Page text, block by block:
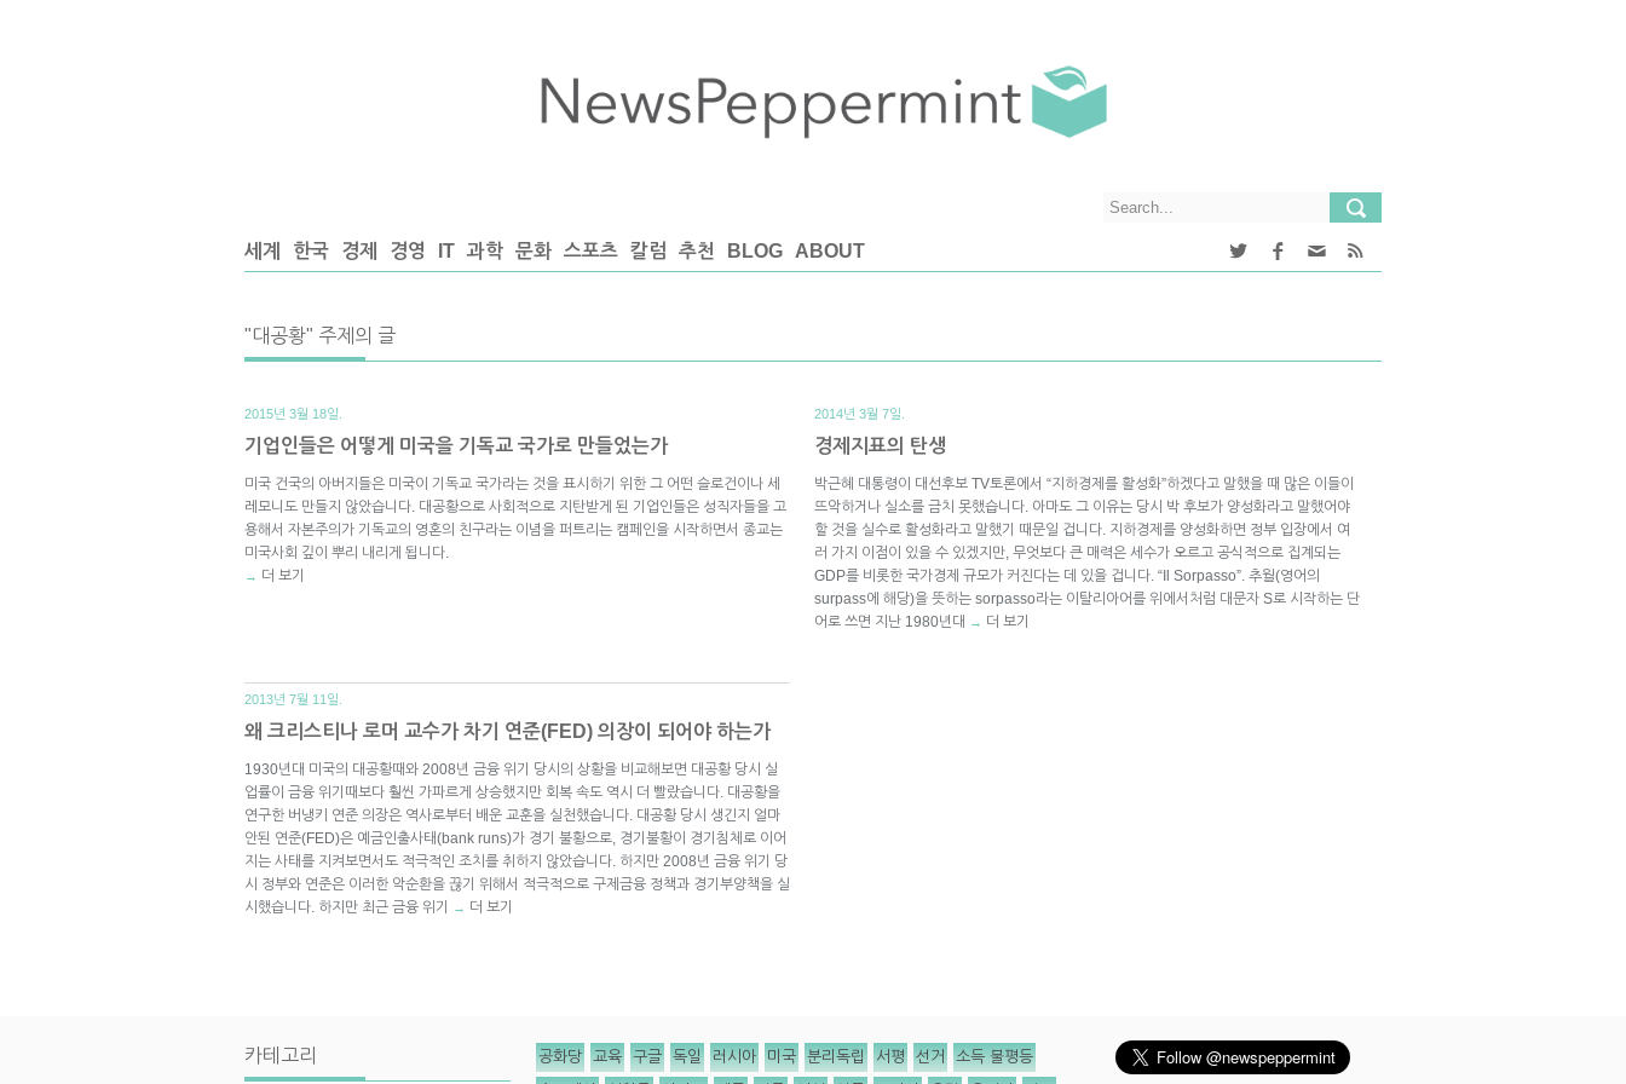
세계 한국 경제 경영 IT 과학 문화 스포츠 칼럼 추천 BLOG ABOUT
"대공황" 주제의 글
2015년 3월 18일.
기업인들은 어떻게 미국을 기독교 국가로 만들었는가
미국 건국의 아버지들은 미국이 기독교 국가라는 것을 표시하기 위한 그 어떤 슬로건이나 세
레모니도 만들지 않았습니다. 대공황으로 사회적으로 지탄받게 된 기업인들은 성직자들을 고
용해서 자본주의가 기독교의 영혼의 친구라는 이념을 퍼트리는 캠페인을 시작하면서 종교는
미국사회 깊이 뿌리 내리게 됩니다.
→ 더 보기
2014년 3월 7일.
경제지표의 탄생
박근혜 대통령이 대선후보 TV토론에서 “지하경제를 활성화”하겠다고 말했을 때 많은 이들이
뜨악하거나 실소를 금치 못했습니다. 아마도 그 이유는 당시 박 후보가 양성화라고 말했어야
할 것을 실수로 활성화라고 말했기 때문일 겁니다. 지하경제를 양성화하면 정부 입장에서 여
러 가지 이점이 있을 수 있겠지만, 무엇보다 큰 매력은 세수가 오르고 공식적으로 집계되는
GDP를 비롯한 국가경제 규모가 커진다는 데 있을 겁니다. “Il Sorpasso”. 추월(영어의
surpass에 해당)을 뜻하는 sorpasso라는 이탈리아어를 위에서처럼 대문자 S로 시작하는 단
어로 쓰면 지난 1980년대 → 더 보기
2013년 7월 11일.
왜 크리스티나 로머 교수가 차기 연준(FED) 의장이 되어야 하는가
1930년대 미국의 대공황때와 2008년 금융 위기 당시의 상황을 비교해보면 대공황 당시 실
업률이 금융 위기때보다 훨씬 가파르게 상승했지만 회복 속도 역시 더 빨랐습니다. 대공황을
연구한 버냉키 연준 의장은 역사로부터 배운 교훈을 실천했습니다. 대공황 당시 생긴지 얼마
안된 연준(FED)은 예금인출사태(bank runs)가 경기 불황으로, 경기불황이 경기침체로 이어
지는 사태를 지켜보면서도 적극적인 조치를 취하지 않았습니다. 하지만 2008년 금융 위기 당
시 정부와 연준은 이러한 악순환을 끊기 위해서 적극적으로 구제금융 정책과 경기부양책을 실
시했습니다. 하지만 최근 금융 위기
→ 더 보기
카테고리 공화당 교육 구글 독일 러시아 미국 분리독립 서평 선거 소득 불평등